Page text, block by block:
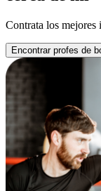
Contrata los mejores
Encontrar profes de